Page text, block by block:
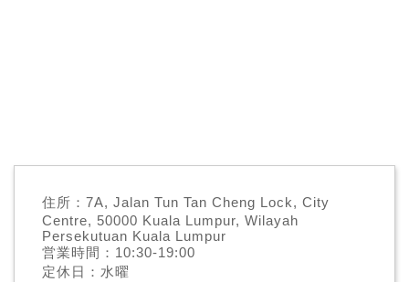
住所：7A, Jalan Tun Tan Cheng Lock, City
Centre, 50000 Kuala Lumpur, Wilayah
Persekutuan Kuala Lumpur
営業時間：10:30-19:00
定休日：水曜